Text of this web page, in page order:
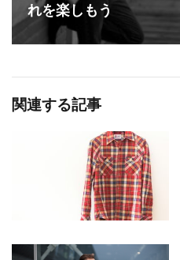
れを楽しもう
関連する記事